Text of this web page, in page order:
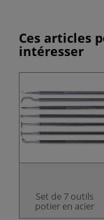
Ces articles
intéresser
Set de 7 outils
potier en acier